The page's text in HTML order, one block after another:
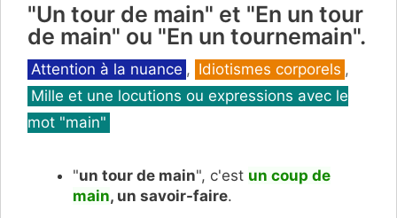
"Un tour de main" et "En un tour
de main" ou "En un tournemain".
Catégories
Attention à la nuance , Idiotismes corporels ,
Mille et une locutions ou expressions avec le
mot "main"
"un tour de main", c'est un coup de
main, un savoir-faire.